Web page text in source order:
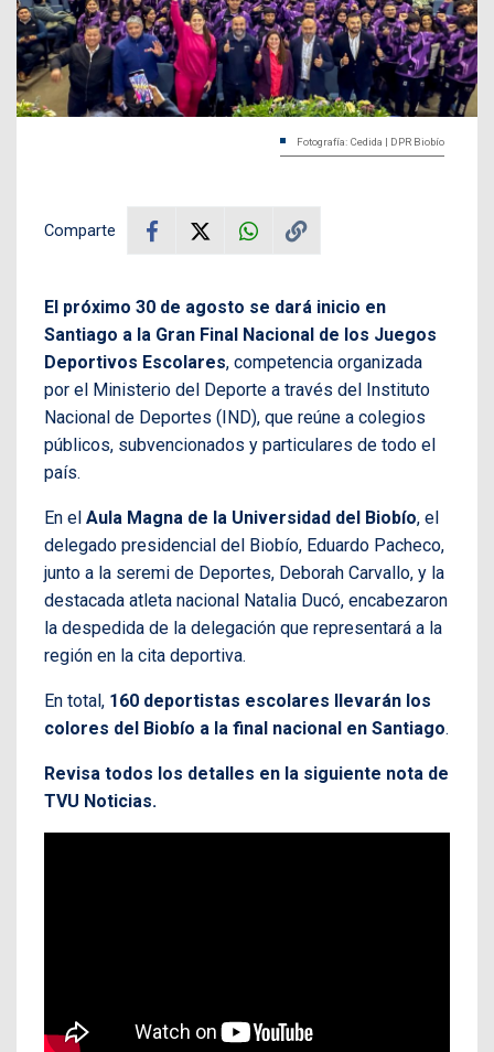
Fotografía: Cedida | DPR Biobío
Comparte
El próximo 30 de agosto se dará inicio en
Santiago a la Gran Final Nacional de los Juegos
Deportivos Escolares, competencia organizada
por el Ministerio del Deporte a través del Instituto
Nacional de Deportes (IND), que reúne a colegios
públicos, subvencionados y particulares de todo el
país.
En el Aula Magna de la Universidad del Biobío, el
delegado presidencial del Biobío, Eduardo Pacheco,
junto a la seremi de Deportes, Deborah Carvallo, y la
destacada atleta nacional Natalia Ducó, encabezaron
la despedida de la delegación que representará a la
región en la cita deportiva.
En total, 160 deportistas escolares llevarán los
colores del Biobío a la final nacional en Santiago.
Revisa todos los detalles en la siguiente nota de
TVU Noticias.